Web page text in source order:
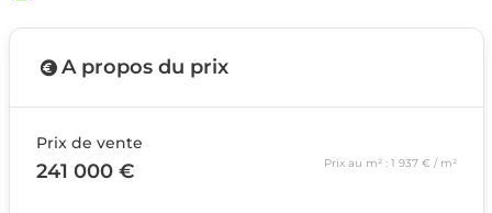
A propos du prix
Prix de vente
241 000 € Prix au m² : 1 937 € / m²